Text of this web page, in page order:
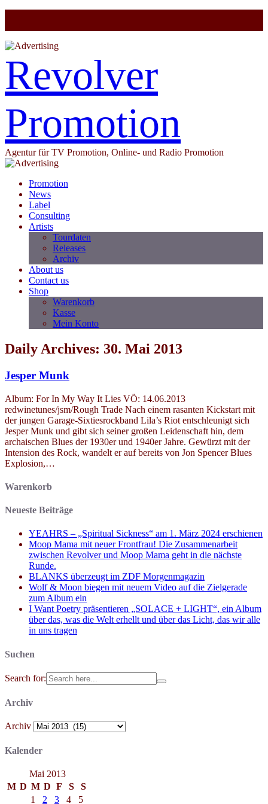
Revolver
Promotion
Agentur für TV Promotion, Online- und Radio Promotion
Promotion
News
Label
Consulting
Artists
Tourdaten
Releases
Archiv
About us
Contact us
Shop
Warenkorb
Kasse
Mein Konto
Daily Archives: 30. Mai 2013
Jesper Munk
Album: For In My Way It Lies VÖ: 14.06.2013
redwinetunes/jsm/Rough Trade Nach einem rasanten Kickstart mit
der jungen Garage-Sixtiesrockband Lila’s Riot entschleunigt sich
Jesper Munk und gibt sich seiner großen Leidenschaft hin, dem
archaischen Blues der 1930er und 1940er Jahre. Gewürzt mit der
Intension des Rock, wandelt er auf bereits von Jon Spencer Blues
Explosion,…
Warenkorb
Neueste Beiträge
YEAHRS – „Spiritual Sickness“ am 1. März 2024 erschienen
Moop Mama mit neuer Frontfrau! Die Zusammenarbeit
zwischen Revolver und Moop Mama geht in die nächste
Runde.
BLANKS überzeugt im ZDF Morgenmagazin
Wolf & Moon biegen mit neuem Video auf die Zielgerade
zum Album ein
I Want Poetry präsentieren „SOLACE + LIGHT“, ein Album
über das, was die Welt erhellt und über das Licht, das wir alle
in uns tragen
Suchen
Search for:
Archiv
Archiv
Kalender
Mai 2013
M D M D F S
S
1
2 3 4 5